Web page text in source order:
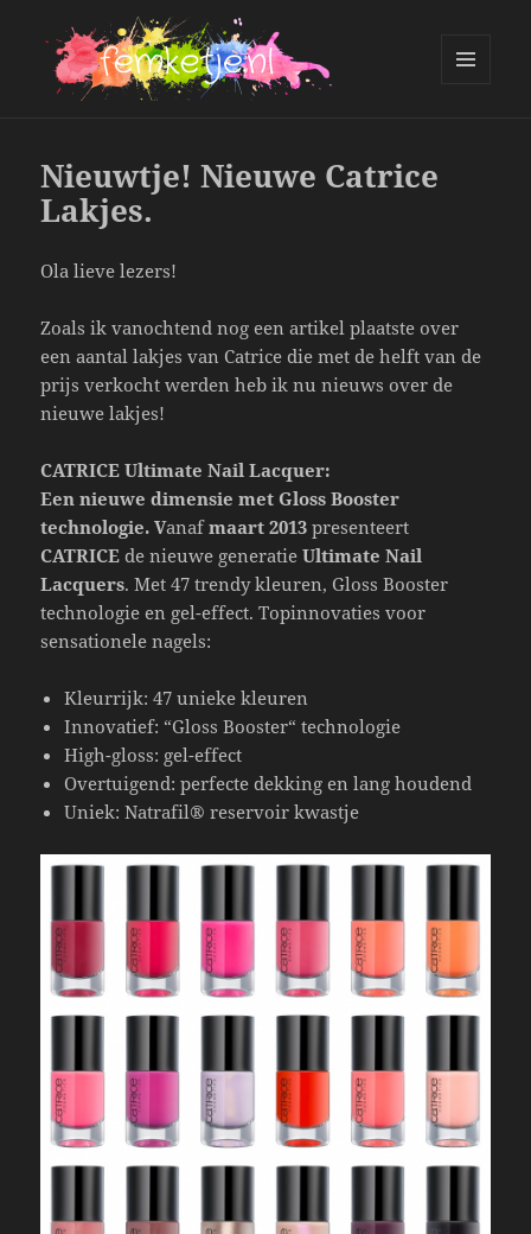
Nieuwtje! Nieuwe Catrice
Lakjes.
Ola lieve lezers!
Zoals ik vanochtend nog een artikel plaatste over
een aantal lakjes van Catrice die met de helft van de
prijs verkocht werden heb ik nu nieuws over de
nieuwe lakjes!
CATRICE Ultimate Nail Lacquer:
Een nieuwe dimensie met Gloss Booster
technologie. Vanafmaart 2013 presenteert
CATRICE de nieuwe generatieUltimate Nail
Lacquers. Met 47 trendy kleuren, Gloss Booster
technologie en gel-effect. Topinnovaties voor
sensationele nagels:
Kleurrijk: 47 unieke kleuren
Innovatief: “Gloss Booster“ technologie
High-gloss: gel-effect
Overtuigend: perfecte dekking en lang houdend
Uniek: Natrafil® reservoir kwastje